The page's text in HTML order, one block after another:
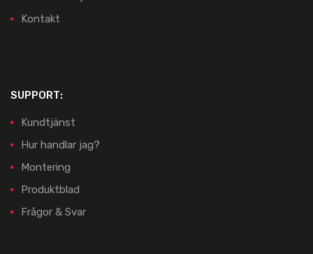
Kontakt
SUPPORT:
Kundtjänst
Hur handlar jag?
Montering
Produktblad
Frågor & Svar